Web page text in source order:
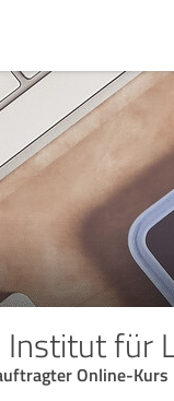
Institut für
Online-